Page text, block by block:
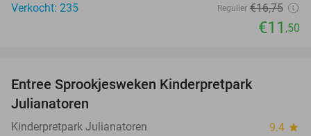
Verkocht: 235
Regulier €16,75
€11 ,50
Entree Sprookjesweken Kinderpretpark
Julianatoren
Kinderpretpark Julianatoren 9.4 star